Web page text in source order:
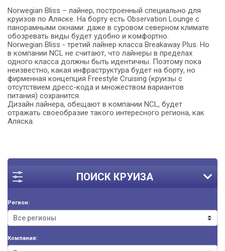
ПОИСК КРУИЗА
Регион:
Компания:
Norwegian Bliss – лайнер, построенный специально для
круизов по Аляске. На борту есть Observation Lounge с
панорамными окнами: даже в суровом северном климате
обозревать виды будет удобно и комфортно.
Norwegian Bliss - третий лайнер класса Breakaway Plus. Но
в компании NCL не считают, что лайнеры в пределах
одного класса должны быть идентичны. Поэтому пока
неизвестно, какая инфраструктура будет на борту, но
фирменная концепция Freestyle Cruising (круизы с
отсутствием дресс-кода и множеством вариантов
питания) сохранится.
Дизайн лайнера, обещают в компании NCL, будет
отражать своеобразие такого интересного региона, как
Аляска.